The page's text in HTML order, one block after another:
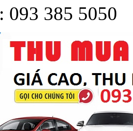
093 385 5050